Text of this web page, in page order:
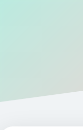
Gizlilik Politikası
Yasal Uyarı